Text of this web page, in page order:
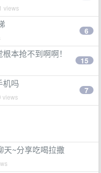
views
6
本抢不到啊啊！
15
机吗
views
7
天~分享吃喝拉撒